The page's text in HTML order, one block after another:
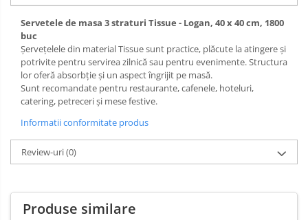
Servetele de masa 3 straturi Tissue - Logan, 40 x 40 cm, 1800
buc
Șervețelele din material Tissue sunt practice, plăcute la atingere și
potrivite pentru servirea zilnică sau pentru evenimente. Structura
lor oferă absorbție și un aspect îngrijit pe masă.
Sunt recomandate pentru restaurante, cafenele, hoteluri,
catering, petreceri și mese festive.
Informatii conformitate produs
Review-uri(0)
Produse similare